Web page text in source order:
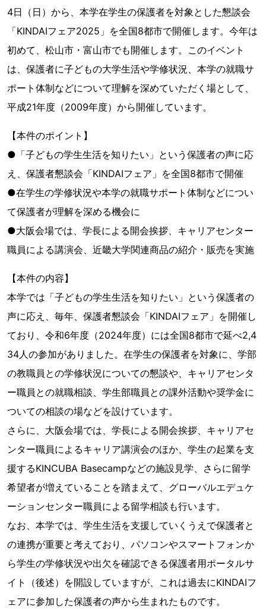
4日（日）から、本学在学生の保護者を対象とした懇談会
「KINDAIフェア2025」を全国8都市で開催します。今年は
初めて、松山市・富山市でも開催します。このイベント
は、保護者に子どもの大学生活や学修状況、本学の就職サ
ポート体制などについて理解を深めていただく場として、
平成21年度（2009年度）から開催しています。
【本件のポイント】
●「子どもの学生生活を知りたい」という保護者の声に応
え、保護者懇談会「KINDAIフェア」を全国8都市で開催
●在学生の学修状況や本学の就職サポート体制などについ
て保護者が理解を深める機会に
●大阪会場では、学長による開会挨拶、キャリアセンター
職員による講演会、近畿大学関連商品の紹介・販売を実施
【本件の内容】
本学では「子どもの学生生活を知りたい」という保護者の
声に応え、毎年、保護者懇談会「KINDAIフェア」を開催し
ており、令和6年度（2024年度）には全国8都市で延べ2,4
34人の参加がありました。在学生の保護者を対象に、学部
の教職員との学修状況についての懇談や、キャリアセンタ
ー職員との就職相談、学生部職員との課外活動や奨学金に
ついての相談の場などを設けています。
さらに、大阪会場では、学長による開会挨拶、キャリアセ
ンター職員によるキャリア講演会のほか、学生の起業を支
援するKINCUBA Basecampなどの施設見学、さらに留学
希望者が増えていることを踏まえて、グローバルエデュケ
ーションセンター職員による留学相談も行います。
なお、本学では、学生生活を支援していくうえで保護者と
の連携が重要と考えており、パソコンやスマートフォンか
ら学生の学修状況や出欠を確認できる保護者用ポータルサ
イト（後述）を開設していますが、これは過去にKINDAIフ
ェアに参加した保護者の声から生まれたものです。